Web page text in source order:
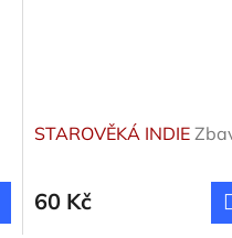
STAROVĚKÁ INDIE
60 Kč